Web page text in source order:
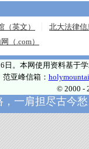
英文）
北大法律信
（.com）
日。本网使用资料基于
范亚峰信箱：
© 2000 -
，一肩担尽古今